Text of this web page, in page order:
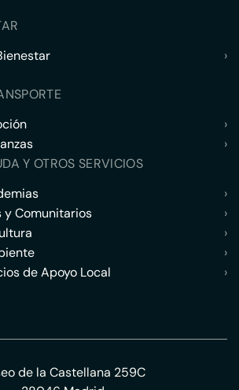
›
›
›
Y OTROS SERVICIOS
›
y Comunitarios
›
›
›
de Apoyo Local
›
de la Castellana 259C